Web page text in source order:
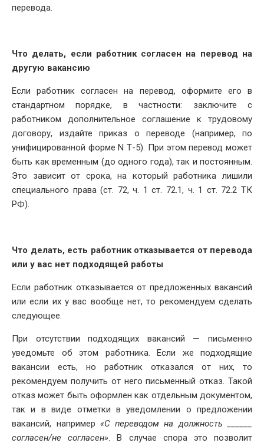
перевода.
Что делать, если работник согласен на перевод на
другую вакансию
Если работник согласен на перевод, оформите его в
стандартном порядке, в частности: заключите с
работником дополнительное соглашение к трудовому
договору, издайте приказ о переводе (например, по
унифицированной форме N Т-5). При этом перевод может
быть как временным (до одного года), так и постоянным.
Это зависит от срока, на который работника лишили
специального права (ст. 72, ч. 1 ст. 72.1, ч. 1 ст. 72.2 ТК
РФ).
Что делать, есть работник отказывается от перевода
или у вас нет подходящей работы
Если работник отказывается от предложенных вакансий
или если их у вас вообще нет, то рекомендуем сделать
следующее.
При отсутствии подходящих вакансий — письменно
уведомьте об этом работника. Если же подходящие
вакансии есть, но работник отказался от них, то
рекомендуем получить от него письменный отказ. Такой
отказ может быть оформлен как отдельным документом,
так и в виде отметки в уведомлении о предложении
вакансий, например «С переводом на должность ______
согласен/не согласен». В случае спора это позволит